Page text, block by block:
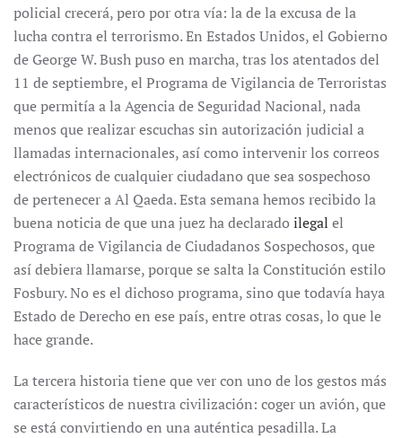
policial crecerá, pero por otra vía: la de la excusa de la
lucha contra el terrorismo. En Estados Unidos, el Gobierno
de George W. Bush puso en marcha, tras los atentados del
11 de septiembre, el Programa de Vigilancia de Terroristas
que permitía a la Agencia de Seguridad Nacional, nada
menos que realizar escuchas sin autorización judicial a
llamadas internacionales, así como intervenir los correos
electrónicos de cualquier ciudadano que sea sospechoso
de pertenecer a Al Qaeda. Esta semana hemos recibido la
buena noticia de que una juez ha declarado ilegal el
Programa de Vigilancia de Ciudadanos Sospechosos, que
así debiera llamarse, porque se salta la Constitución estilo
Fosbury. No es el dichoso programa, sino que todavía haya
Estado de Derecho en ese país, entre otras cosas, lo que le
hace grande.
La tercera historia tiene que ver con uno de los gestos más
característicos de nuestra civilización: coger un avión, que
se está convirtiendo en una auténtica pesadilla. La